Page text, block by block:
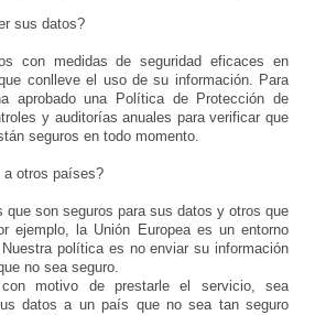
sus datos?
con medidas de seguridad eficaces en
conlleve el uso de su información. Para
aprobado una Política de Protección de
y auditorías anuales para verificar que
seguros en todo momento.
a otros países?
que son seguros para sus datos y otros que
ejemplo, la Unión Europea es un entorno
política es no enviar su información
no sea seguro.
motivo de prestarle el servicio, sea
datos a un país que no sea tan seguro